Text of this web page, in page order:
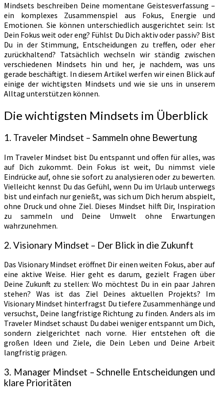
Mindsets beschreiben Deine momentane Geistesverfassung –
ein komplexes Zusammenspiel aus Fokus, Energie und
Emotionen. Sie können unterschiedlich ausgerichtet sein: Ist
Dein Fokus weit oder eng? Fühlst Du Dich aktiv oder passiv? Bist
Du in der Stimmung, Entscheidungen zu treffen, oder eher
zurückhaltend? Tatsächlich wechseln wir ständig zwischen
verschiedenen Mindsets hin und her, je nachdem, was uns
gerade beschäftigt. In diesem Artikel werfen wir einen Blick auf
einige der wichtigsten Mindsets und wie sie uns in unserem
Alltag unterstützen können.
Die wichtigsten Mindsets im Überblick
1. Traveler Mindset – Sammeln ohne Bewertung
Im Traveler Mindset bist Du entspannt und offen für alles, was
auf Dich zukommt. Dein Fokus ist weit, Du nimmst viele
Eindrücke auf, ohne sie sofort zu analysieren oder zu bewerten.
Vielleicht kennst Du das Gefühl, wenn Du im Urlaub unterwegs
bist und einfach nur genießt, was sich um Dich herum abspielt,
ohne Druck und ohne Ziel. Dieses Mindset hilft Dir, Inspiration
zu sammeln und Deine Umwelt ohne Erwartungen
wahrzunehmen.
2. Visionary Mindset – Der Blick in die Zukunft
Das Visionary Mindset eröffnet Dir einen weiten Fokus, aber auf
eine aktive Weise. Hier geht es darum, gezielt Fragen über
Deine Zukunft zu stellen: Wo möchtest Du in ein paar Jahren
stehen? Was ist das Ziel Deines aktuellen Projekts? Im
Visionary Mindset hinterfragst Du tiefere Zusammenhänge und
versuchst, Deine langfristige Richtung zu finden. Anders als im
Traveler Mindset schaust Du dabei weniger entspannt um Dich,
sondern zielgerichtet nach vorne. Hier entstehen oft die
großen Ideen und Ziele, die Dein Leben und Deine Arbeit
langfristig prägen.
3. Manager Mindset – Schnelle Entscheidungen und
klare Prioritäten